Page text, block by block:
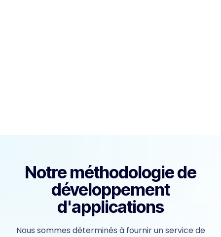
Notre méthodologie de
développement
d'applications
Nous sommes déterminés à fournir un service de